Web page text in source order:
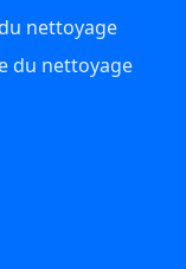
nettoyage
du nettoyage